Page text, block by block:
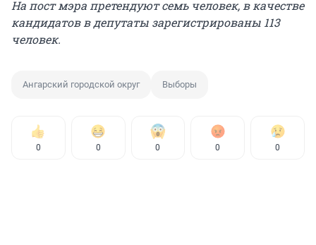
На пост мэра претендуют семь человек, в качестве
кандидатов в депутаты зарегистрированы 113
человек.
Ангарский городской округ Выборы
0 0 0 0 0